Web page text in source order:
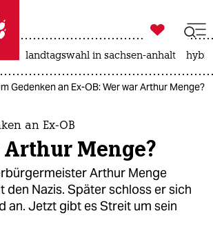
taz zahl ich
taz zahl ich

taz zahl ich
landtagswahl in sachsen-anhalt
Gedenken an Ex-OB: Wer war Arthur Menge?
an Ex-OB
Menge?
Arthur Menge
den Nazis. Später schloss er sich
an. Jetzt gibt es Streit um sein